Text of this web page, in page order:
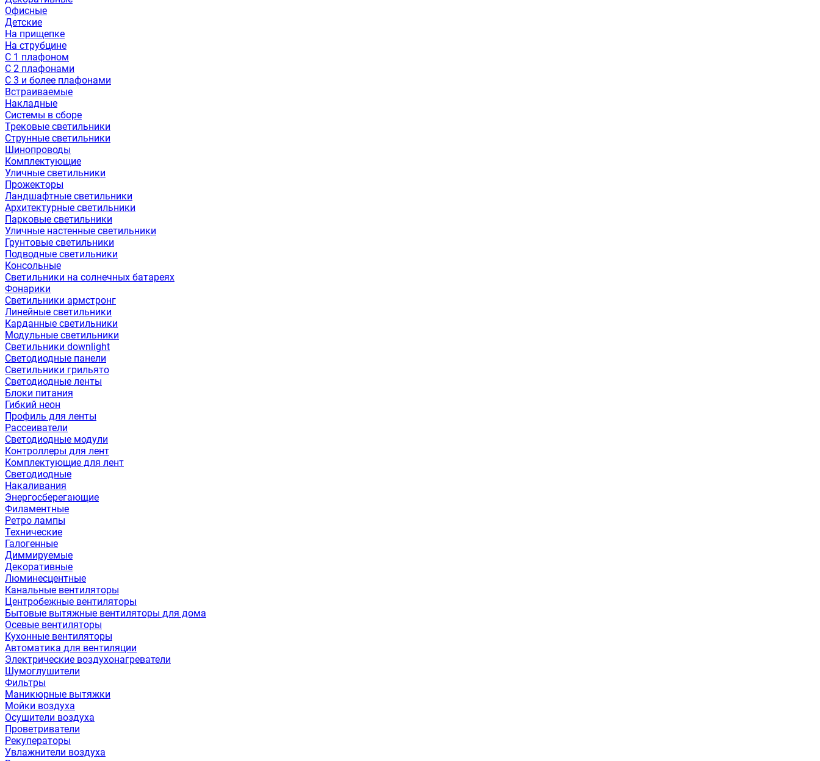
Офисные
Детские
На прищепке
На струбцине
С 1 плафоном
С 2 плафонами
С 3 и более плафонами
Встраиваемые
Накладные
Системы в сборе
Трековые светильники
Струнные светильники
Шинопроводы
Комплектующие
Уличные светильники
Прожекторы
Ландшафтные светильники
Архитектурные светильники
Парковые светильники
Уличные настенные светильники
Грунтовые светильники
Подводные светильники
Консольные
Светильники на солнечных батареях
Фонарики
Светильники армстронг
Линейные светильники
Карданные светильники
Модульные светильники
Светильники downlight
Светодиодные панели
Светильники грильято
Светодиодные ленты
Блоки питания
Гибкий неон
Профиль для ленты
Рассеиватели
Светодиодные модули
Контроллеры для лент
Комплектующие для лент
Светодиодные
Накаливания
Энергосберегающие
Филаментные
Ретро лампы
Технические
Галогенные
Диммируемые
Декоративные
Люминесцентные
Канальные вентиляторы
Центробежные вентиляторы
Бытовые вытяжные вентиляторы для дома
Осевые вентиляторы
Кухонные вентиляторы
Автоматика для вентиляции
Электрические воздухонагреватели
Шумоглушители
Фильтры
Маникюрные вытяжки
Мойки воздуха
Осушители воздуха
Проветриватели
Рекуператоры
Увлажнители воздуха